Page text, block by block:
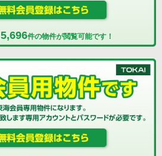
5,696件の物件が閲覧可能です！